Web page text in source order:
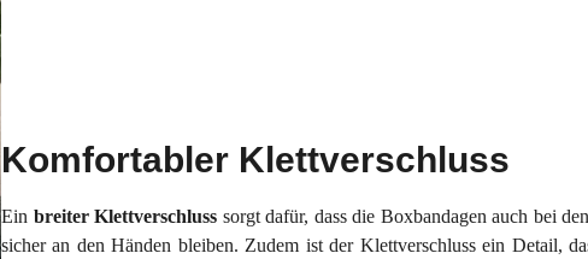
Komfortabler Klettverschluss
Ein breiter Klettverschluss sorgt dafür, dass die Boxbandagen auch bei
sicher an den Händen bleiben. Zudem ist der Klettverschluss ein Detail,